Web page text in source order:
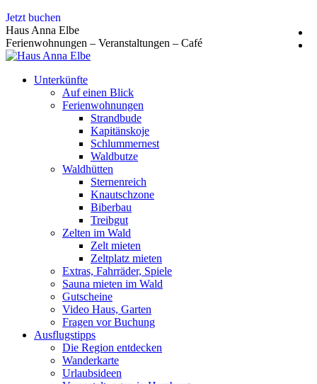
Zum
Inhalt
springen
Jetzt buchen
Haus Anna Elbe
Ferienwohnungen – Veranstaltungen – Café
Unterkünfte
Auf einen Blick
Ferienwohnungen
Strandbude
Kapitänskoje
Schlummernest
Waldbutze
Waldhütten
Sternenreich
Knautschzone
Biberbau
Treibgut
Zelten im Wald
Zelt mieten
Zeltplatz mieten
Extras, Fahrräder, Spiele
Sauna mieten im Wald
Gutscheine
Video Haus, Garten
Fragen vor Buchung
Ausflugstipps
Die Region entdecken
Wanderkarte
Urlaubsideen